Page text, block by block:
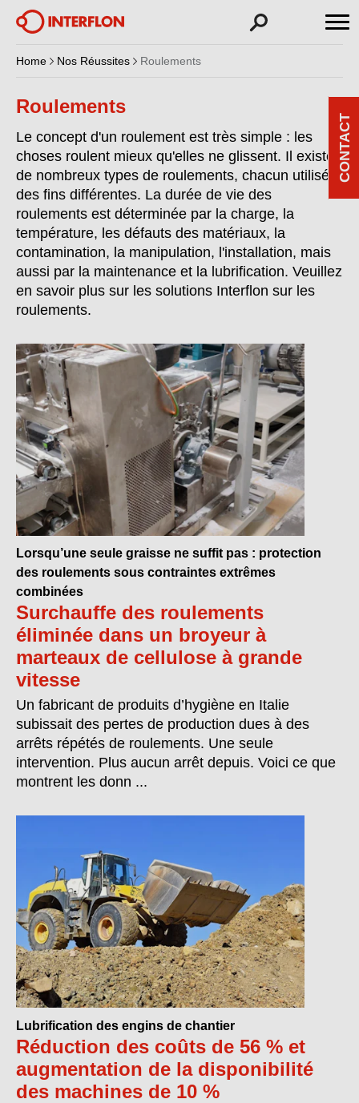
Home Nos Réussites Roulements
Roulements
Le concept d'un roulement est très simple : les
choses roulent mieux qu'elles ne glissent. Il existe
de nombreux types de roulements, chacun utilisé à
des fins différentes. La durée de vie des
roulements est déterminée par la charge, la
température, les défauts des matériaux, la
contamination, la manipulation, l'installation, mais
aussi par la maintenance et la lubrification. Veuillez
en savoir plus sur les solutions Interflon sur les
roulements.
Lorsqu’une seule graisse ne suffit pas : protection
des roulements sous contraintes extrêmes
combinées
Surchauffe des roulements
éliminée dans un broyeur à
marteaux de cellulose à grande
vitesse
Un fabricant de produits d’hygiène en Italie
subissait des pertes de production dues à des
arrêts répétés de roulements. Une seule
intervention. Plus aucun arrêt depuis. Voici ce que
montrent les donn ...
Lubrification des engins de chantier
Réduction des coûts de 56 % et
augmentation de la disponibilité
des machines de 10 %
CONTACT